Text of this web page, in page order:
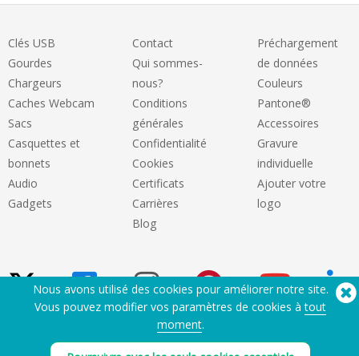
Clés USB
Gourdes
Chargeurs
Caches Webcam
Sacs
Casquettes et
bonnets
Audio
Gadgets
Contact
Qui sommes-
nous?
Conditions
générales
Confidentialité
Cookies
Certificats
Carrières
Blog
Préchargement
de données
Couleurs
Pantone®
Accessoires
Gravure
individuelle
Ajouter votre
logo
Besoin d'aide? Tel :(650) 938-3500 (US)
Nous avons utilisé des cookies pour améliorer notre site.
Vous pouvez modifier vos paramètres de cookies àtout
moment.